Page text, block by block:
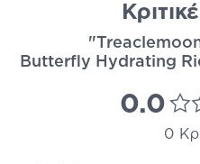
Butterfly Hydrating
0.0
0